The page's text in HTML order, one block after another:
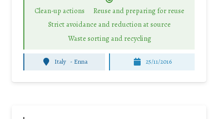
Clean-up actions
Reuse and preparing for reuse
Strict avoidance and reduction at source
Waste sorting and recycling
Italy - Enna 25/11/2016